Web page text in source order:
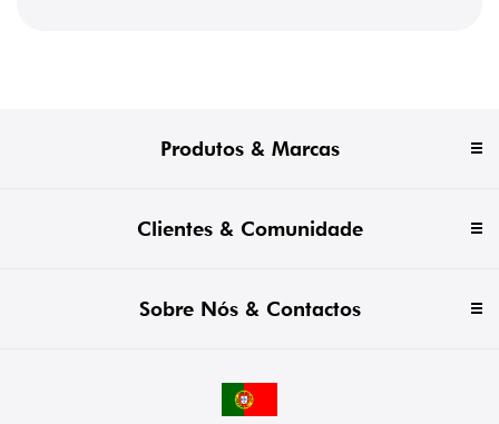
Produtos & Marcas
Clientes & Comunidade
Sobre Nós & Contactos